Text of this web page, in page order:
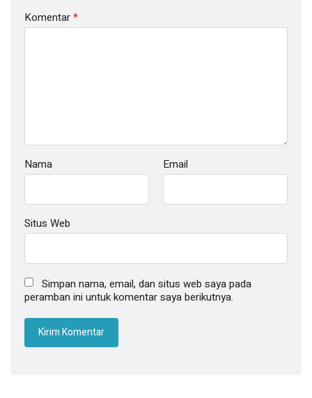
Komentar*
Nama Email
Situs Web
Simpan nama, email, dan situs web saya pada
peramban ini untuk komentar saya berikutnya.